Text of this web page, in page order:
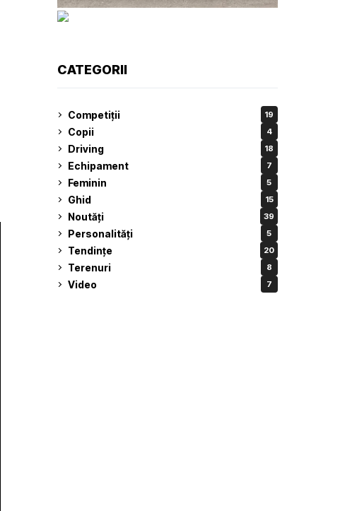
CATEGORII
Competiții 19
Copii 4
Driving 18
Echipament 7
Feminin 5
Ghid 15
Noutăți 39
Personalități 5
Tendințe 20
Terenuri 8
Video 7